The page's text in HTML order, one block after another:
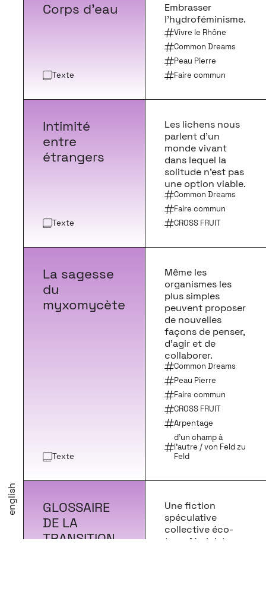
english
Corps d’eau
Texte
Embrasser
l’hydroféminisme.
Vivre le Rhône
Common Dreams
Peau Pierre
Faire commun
Intimité
entre
étrangers
Texte
Les lichens nous
parlent d’un
monde vivant
dans lequel la
solitude n’est pas
une option viable.
Common Dreams
Faire commun
CROSS FRUIT
La sagesse
du
myxomycète
Texte
Même les
organismes les
plus simples
peuvent proposer
de nouvelles
façons de penser,
d’agir et de
collaborer.
Common Dreams
Peau Pierre
Faire commun
CROSS FRUIT
Arpentage
d’un champ à
l’autre / von Feld zu
Feld
GLOSSAIRE
DE LA
TRANSITION
Une fiction
spéculative
collective éco-
transféministe.